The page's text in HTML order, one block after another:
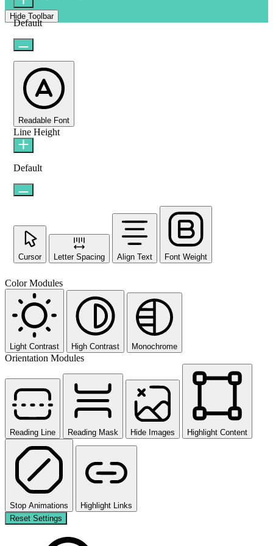
Hide Toolbar
Default
Readable Font
Line Height
Default
Cursor Letter Spacing Align Text Font Weight
Color Modules
Light Contrast High Contrast Monochrome
Orientation Modules
Reading Line Reading Mask Hide Images Highlight Content
Stop Animations
Highlight Links
Reset Settings